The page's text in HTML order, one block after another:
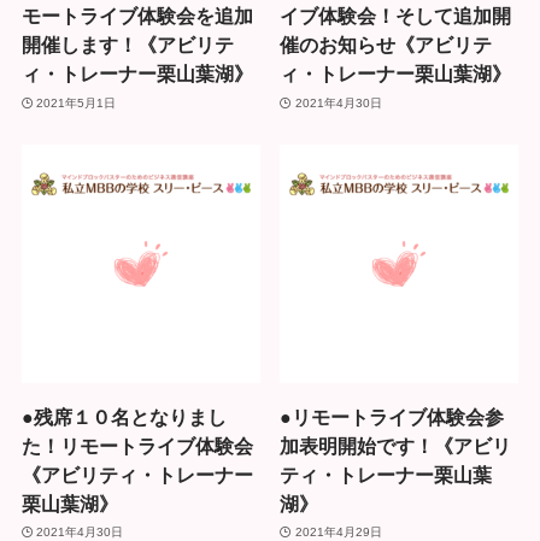
モートライブ体験会を追加
開催します！《アビリテ
ィ・トレーナー栗山葉湖》
2021年5月1日
イブ体験会！そして追加開
催のお知らせ《アビリテ
ィ・トレーナー栗山葉湖》
2021年4月30日
●残席１０名となりまし
た！リモートライブ体験会
《アビリティ・トレーナー
栗山葉湖》
2021年4月30日
●リモートライブ体験会参
加表明開始です！《アビリ
ティ・トレーナー栗山葉
湖》
2021年4月29日